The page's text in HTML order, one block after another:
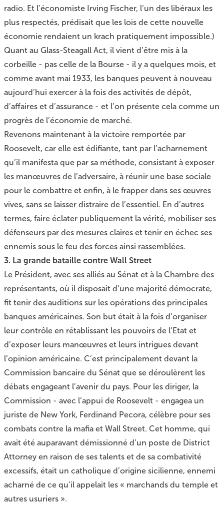
radio. Et l’économiste Irving Fischer, l’un des libéraux les
plus respectés, prédisait que les lois de cette nouvelle
économie rendaient un krach pratiquement impossible.)
Quant au Glass-Steagall Act, il vient d’être mis à la
corbeille - pas celle de la Bourse - il y a quelques mois, et
comme avant mai 1933, les banques peuvent à nouveau
aujourd’hui exercer à la fois des activités de dépôt,
d’affaires et d’assurance - et l’on présente cela comme un
progrès de l’économie de marché.
Revenons maintenant à la victoire remportée par
Roosevelt, car elle est édifiante, tant par l’acharnement
qu’il manifesta que par sa méthode, consistant à exposer
les manœuvres de l’adversaire, à réunir une base sociale
pour le combattre et enfin, à le frapper dans ses œuvres
vives, sans se laisser distraire de l’essentiel. En d’autres
termes, faire éclater publiquement la vérité, mobiliser ses
défenseurs par des mesures claires et tenir en échec ses
ennemis sous le feu des forces ainsi rassemblées.
3. La grande bataille contre Wall Street
Le Président, avec ses alliés au Sénat et à la Chambre des
représentants, où il disposait d’une majorité démocrate,
fit tenir des auditions sur les opérations des principales
banques américaines. Son but était à la fois d’organiser
leur contrôle en rétablissant les pouvoirs de l’Etat et
d’exposer leurs manœuvres et leurs intrigues devant
l’opinion américaine. C’est principalement devant la
Commission bancaire du Sénat que se déroulèrent les
débats engageant l’avenir du pays. Pour les diriger, la
Commission - avec l’appui de Roosevelt - engagea un
juriste de New York, Ferdinand Pecora, célèbre pour ses
combats contre la mafia et Wall Street. Cet homme, qui
avait été auparavant démissionné d’un poste de District
Attorney en raison de ses talents et de sa combativité
excessifs, était un catholique d’origine sicilienne, ennemi
acharné de ce qu’il appelait les « marchands du temple et
autres usuriers ».